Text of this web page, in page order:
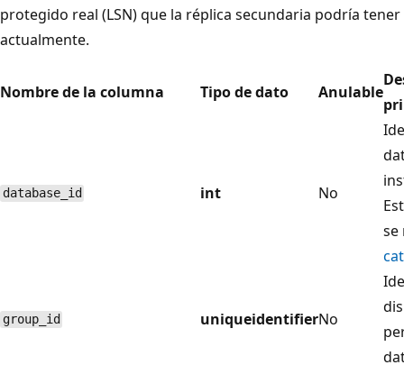
protegido real (LSN) que la réplica secundaria podría tener
actualmente.
Nombre de la columna Tipo de dato Anulable
database_id int No
se
group_id uniqueidentifierNo